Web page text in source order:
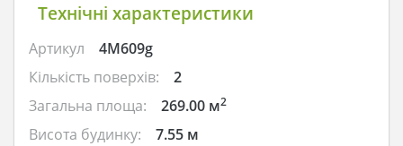
Технічні характеристики
Артикул
4M609g
Кількість поверхів:
2
Загальна площа:
269.00 м2
Висота будинку:
7.55 м